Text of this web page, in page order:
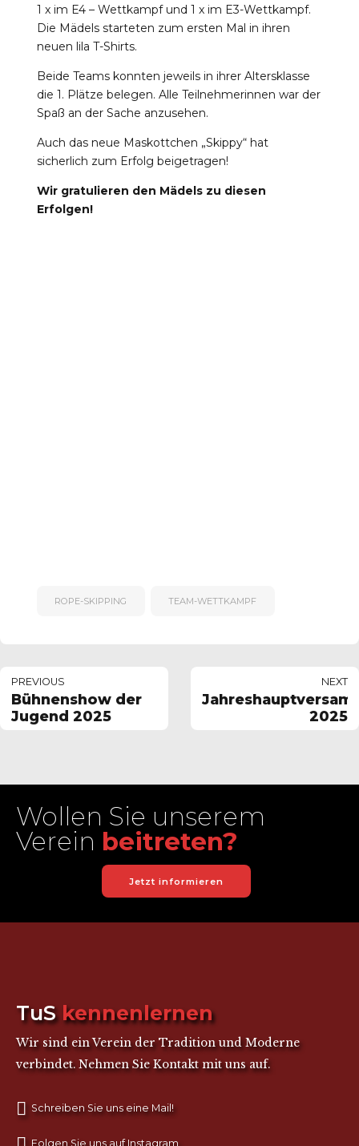
1 x im E4 – Wettkampf und 1 x im E3-Wettkampf.
Die Mädels starteten zum ersten Mal in ihren
neuen lila T-Shirts.
Beide Teams konnten jeweils in ihrer Altersklasse
die 1. Plätze belegen. Alle Teilnehmerinnen war der
Spaß an der Sache anzusehen.
Auch das neue Maskottchen „Skippy“ hat
sicherlich zum Erfolg beigetragen!
Wir gratulieren den Mädels zu diesen
Erfolgen!
ROPE-SKIPPING TEAM-WETTKAMPF
PREVIOUS
Bühnenshow der
Jugend 2025
NEXT
2025
Wollen Sie unserem
Verein beitreten?
Jetzt informieren
TuS kennenlernen
Wir sind ein Verein der Tradition und Moderne
verbindet. Nehmen Sie Kontakt mit uns auf.
Schreiben Sie uns eine Mail!
Folgen Sie uns auf Instagram